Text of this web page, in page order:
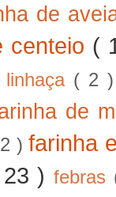
de
centeio (
( 2
de
)farinha
) febras